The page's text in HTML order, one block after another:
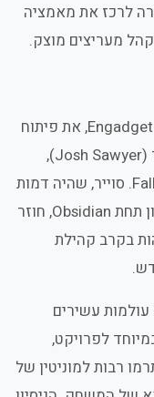
לרכז את מאמציה
מעריצים מוצק.
לשמחת המעריצים, על פי The Verge ו-Engadget, את פיתוח
משחק ה-Fallout החדש יוביל ג'וש סוייר (Josh Sawyer),
במאי המשחק האהוב Fallout: New Vegas. סוייר, שהיה דמות
מפתח בהצלחת הכותר הקודם של הזיכיון תחת Obsidian, חוזר
בקרב קהילת
עולמות עשירים
לפרויקט,
רבות למוניטין של